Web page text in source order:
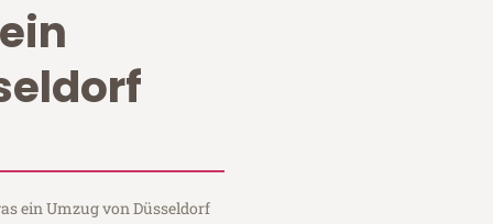
ein Umzug von Düsseldorf